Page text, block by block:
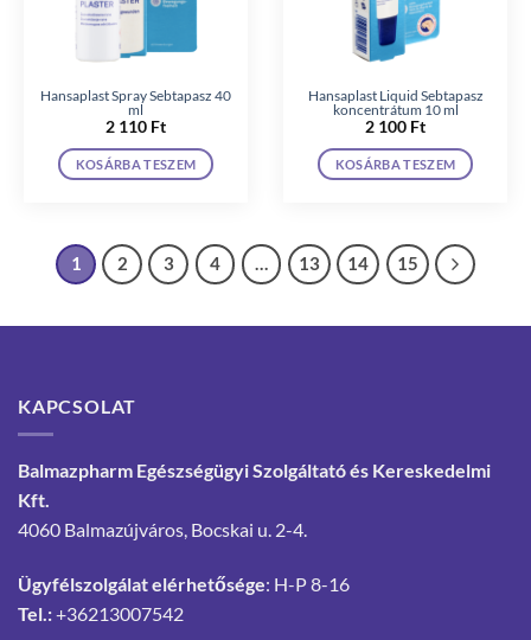
Hansaplast Spray Sebtapasz 40
ml
2 110 Ft
KOSÁRBA TESZEM
Hansaplast Liquid Sebtapasz
koncentrátum 10 ml
2 100 Ft
KOSÁRBA TESZEM
1 2 3 4 … 13 14 15
KAPCSOLAT
Balmazpharm Egészségügyi Szolgáltató és Kereskedelmi
Kft.
4060 Balmazújváros, Bocskai u. 2-4.
Ügyfélszolgálat elérhetősége: H-P 8-16
Tel.:+36213007542